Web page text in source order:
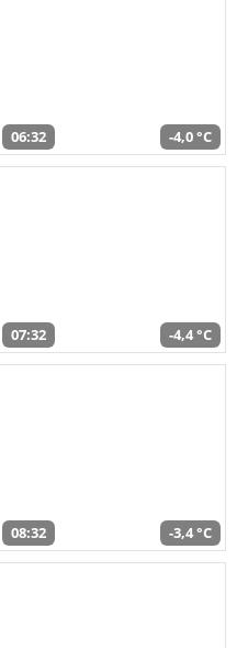
06:32 -4,0 °C
07:32 -4,4 °C
08:32 -3,4 °C